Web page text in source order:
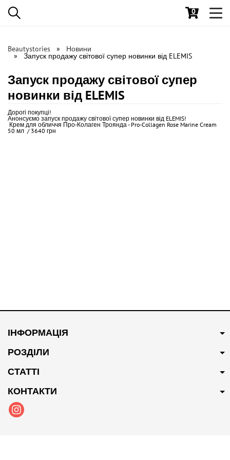
0
Beautystories Новини
Запуск продажу світової супер новинки від ELEMIS
Запуск продажу світової супер
новинки від ELEMIS
Дорогі покупці!
Анонсуємо запуск продажу світової супер новинки від ELEMIS!
Крем для обличчя Про-Колаген Троянда - Pro-Collagen Rose Marine Cream
50 мл / 3640 грн
ІНФОРМАЦІЯ
РОЗДІЛИ
СТАТТІ
КОНТАКТИ